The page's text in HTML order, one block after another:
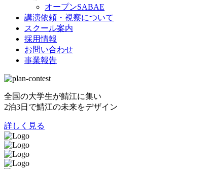
オープンSABAE
講演依頼・視察について
スクール案内
採用情報
お問い合わせ
事業報告
全国の大学生が鯖江に集い
2泊3日で鯖江の未来をデザイン
詳しく見る